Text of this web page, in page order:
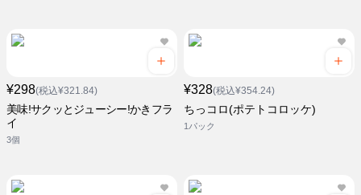
¥298(税込¥321.84)
美味!サクッとジューシー!かきフラ
イ
3個
¥328(税込¥354.24)
ちっコロ(ポテトコロッケ)
1パック